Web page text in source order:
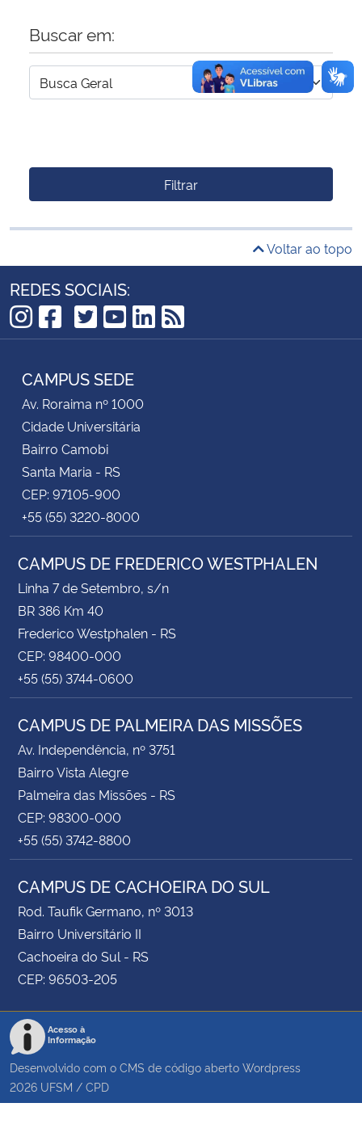
Buscar em:
Filtrar
Voltar ao topo
REDES SOCIAIS:
Instagram
Facebook
TikTok
Twitter
YouTube
LinkedIn
RSS
CAMPUS SEDE
Av. Roraima nº 1000
Cidade Universitária
Bairro Camobi
Santa Maria - RS
CEP: 97105-900
+55 (55) 3220-8000
CAMPUS DE FREDERICO WESTPHALEN
Linha 7 de Setembro, s/n
BR 386 Km 40
Frederico Westphalen - RS
CEP: 98400-000
+55 (55) 3744-0600
CAMPUS DE PALMEIRA DAS MISSÕES
Av. Independência, nº 3751
Bairro Vista Alegre
Palmeira das Missões - RS
CEP: 98300-000
+55 (55) 3742-8800
CAMPUS DE CACHOEIRA DO SUL
Rod. Taufik Germano, nº 3013
Bairro Universitário II
Cachoeira do Sul - RS
CEP: 96503-205
Acesso à
Informação
Desenvolvido com o CMS de código aberto Wordpress
2026 UFSM / CPD